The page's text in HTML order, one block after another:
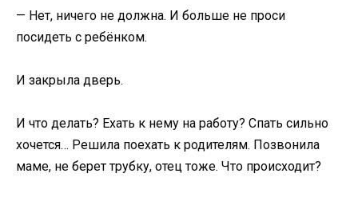
— Нет, ничего не должна. И больше не проси
посидеть с ребёнком.
И закрыла дверь.
И что делать? Ехать к нему на работу? Спать сильно
хочется… Решила поехать к родителям. Позвонила
маме, не берет трубку, отец тоже. Что происходит?